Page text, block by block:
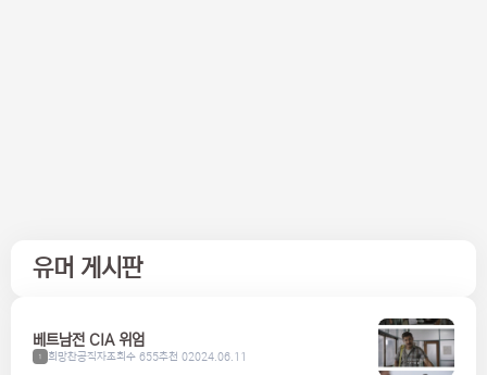
유머 게시판
베트남전 CIA 위엄
1 희망찬공직자조회수 655추천 02024.06.11